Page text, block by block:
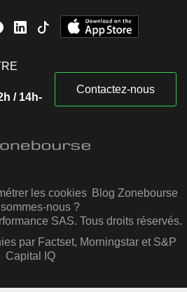
/ 14h-
Contactez-nous
les cookies Blog Zonebourse
nous ?
SAS. Tous droits réservés.
par Factset, Morningstar et S&P
Capital IQ